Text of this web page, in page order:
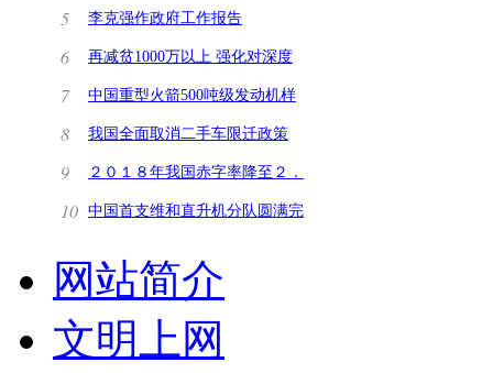
展扎实推进脱贫
5 李克强作政府工作报告
6
再减贫1000万以上 强化对深度
贫困地区支持
7
中国重型火箭500吨级发动机样
机将于年内问世
8 我国全面取消二手车限迁政策
9
２０１８年我国赤字率降至２．
６％ 积极财政政
10 中国首支维和直升机分队圆满完
网站简介
文明上网